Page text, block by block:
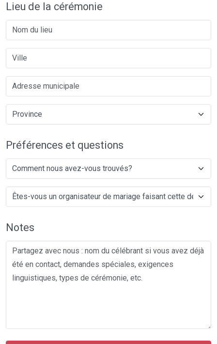
Lieu de la cérémonie
Préférences et questions
Notes